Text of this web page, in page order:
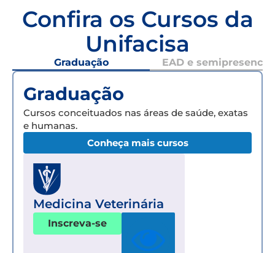
Confira os Cursos da
Unifacisa
Graduação EAD e semipresencial
Graduação
Cursos conceituados nas áreas de saúde, exatas
e humanas.
Conheça mais cursos
Medicina Veterinária
Inscreva-se